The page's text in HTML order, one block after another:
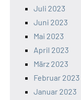
Juli 2023
Juni 2023
Mai 2023
April 2023
März 2023
Februar 2023
Januar 2023